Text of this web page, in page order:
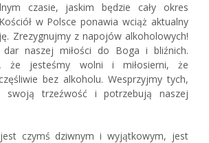
czasie, jaskim będzie cały okres
w Polsce ponawia wciąż aktualny
Zrezygnujmy z napojów alkoholowych!
naszej miłości do Boga i bliźnich.
że jesteśmy wolni i miłosierni, że
bez alkoholu. Wesprzyjmy tych,
trzeźwość i potrzebują naszej
czymś dziwnym i wyjątkowym, jest